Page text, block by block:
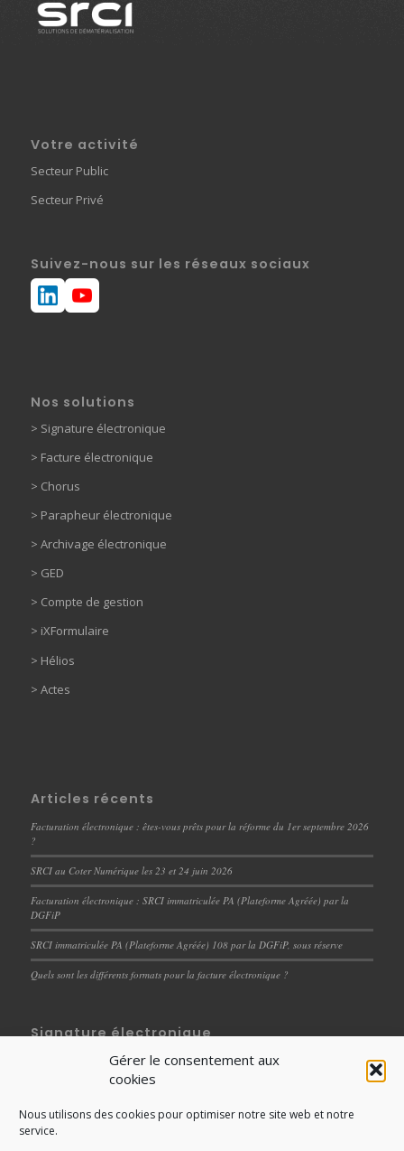
Gérer le consentement aux
cookies
Nous utilisons des cookies pour optimiser notre site web et notre
service.
Votre activité
Secteur Public
Secteur Privé
Suivez-nous sur les réseaux sociaux
Nos solutions
> Signature électronique
> Facture électronique
> Chorus
> Parapheur électronique
> Archivage électronique
> GED
> Compte de gestion
> iXFormulaire
> Hélios
> Actes
Articles récents
Facturation électronique : êtes-vous prêts pour la réforme du 1er septembre 2026
?
SRCI au Coter Numérique les 23 et 24 juin 2026
Facturation électronique : SRCI immatriculée PA (Plateforme Agréée) par la
DGFiP
SRCI immatriculée PA (Plateforme Agréée) 108 par la DGFiP, sous réserve
Quels sont les différents formats pour la facture électronique ?
Signature électronique
Dématérialisation des documents RH : un levier de
performance et de professionnalisation des processus
Signature électronique : Les différents niveaux de